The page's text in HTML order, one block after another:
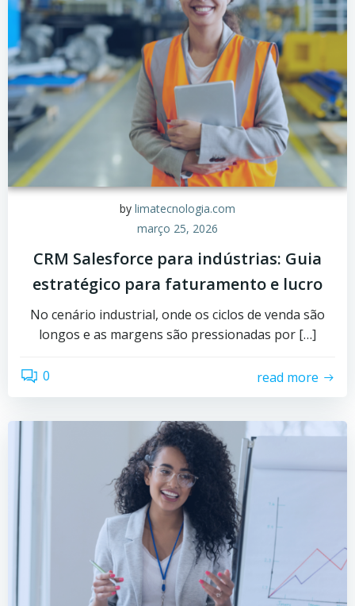
by limatecnologia.com
março 25, 2026
CRM Salesforce para indústrias: Guia
estratégico para faturamento e lucro
No cenário industrial, onde os ciclos de venda são
longos e as margens são pressionadas por […]
0 read more